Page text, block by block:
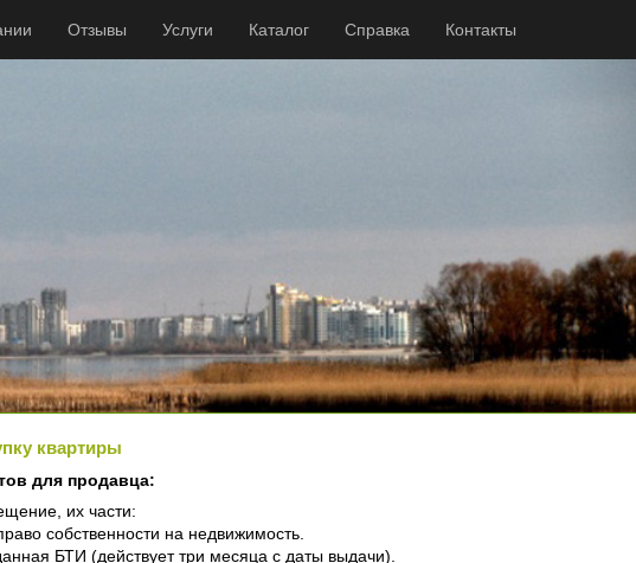
Отзывы Услуги Каталог Справка Контакты
квартиры
для продавца:
их части:
собственности на недвижимость.
БТИ (действует три месяца с даты выдачи).